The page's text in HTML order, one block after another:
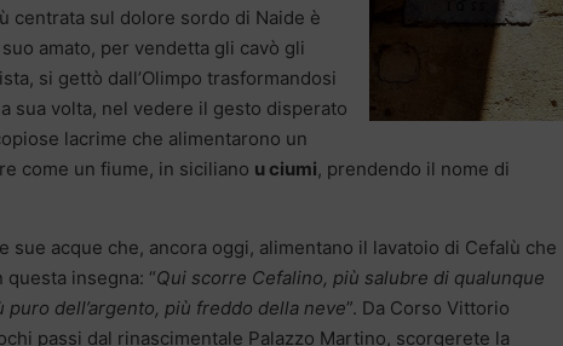
centrata sul dolore sordo di Naide è
amato, per vendetta gli cavò gli
si gettò dall’Olimpo trasformandosi
sua volta, nel vedere il gesto disperato
lacrime che alimentarono un
come un fiume, in siciliano u ciumi, prendendo il nome di
sue acque che, ancora oggi, alimentano il lavatoio di Cefalù che
insegna: “Qui scorre Cefalino, più salubre di qualunque
puro dell’argento, più freddo della neve”. Da Corso Vittorio
passi dal rinascimentale Palazzo Martino, scorgerete la